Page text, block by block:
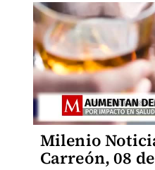
Milenio
Carreón, 08